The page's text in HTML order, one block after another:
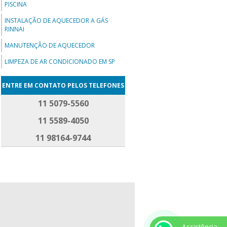
PISCINA
INSTALAÇÃO DE AQUECEDOR A GÁS
RINNAI
MANUTENÇÃO DE AQUECEDOR
LIMPEZA DE AR CONDICIONADO EM SP
ENTRE EM CONTATO PELOS TELEFONES
11 5079-5560
11 5589-4050
11 98164-9744